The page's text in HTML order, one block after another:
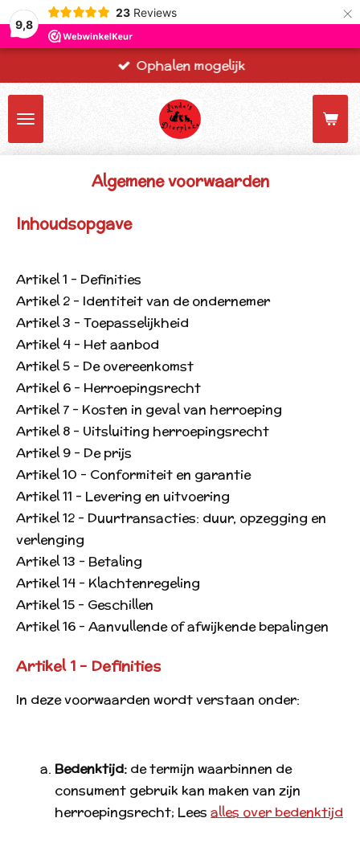
9,8
23 Reviews ×
Ophalen mogelijk
Algemene voorwaarden
Inhoudsopgave
Artikel 1 - Definities
Artikel 2 - Identiteit van de ondernemer
Artikel 3 - Toepasselijkheid
Artikel 4 - Het aanbod
Artikel 5 - De overeenkomst
Artikel 6 - Herroepingsrecht
Artikel 7 - Kosten in geval van herroeping
Artikel 8 - Uitsluiting herroepingsrecht
Artikel 9 - De prijs
Artikel 10 - Conformiteit en garantie
Artikel 11 - Levering en uitvoering
Artikel 12 - Duurtransacties: duur, opzegging en
verlenging
Artikel 13 - Betaling
Artikel 14 - Klachtenregeling
Artikel 15 - Geschillen
Artikel 16 - Aanvullende of afwijkende bepalingen
Artikel 1 - Definities
In deze voorwaarden wordt verstaan onder:
Bedenktijd: de termijn waarbinnen de
consument gebruik kan maken van zijn
herroepingsrecht; Lees alles over bedenktijd